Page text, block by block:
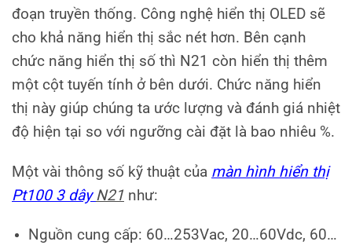
đoạn truyền thống. Công nghệ hiển thị OLED sẽ
cho khả năng hiển thị sắc nét hơn. Bên cạnh
chức năng hiển thị số thì N21 còn hiển thị thêm
một cột tuyến tính ở bên dưới. Chức năng hiển
thị này giúp chúng ta ước lượng và đánh giá nhiệt
độ hiện tại so với ngưỡng cài đặt là bao nhiêu %.
Một vài thông số kỹ thuật của màn hình hiển thị
Pt100 3 dây N21 như:
Nguồn cung cấp: 60…253Vac, 20…60Vdc, 60…